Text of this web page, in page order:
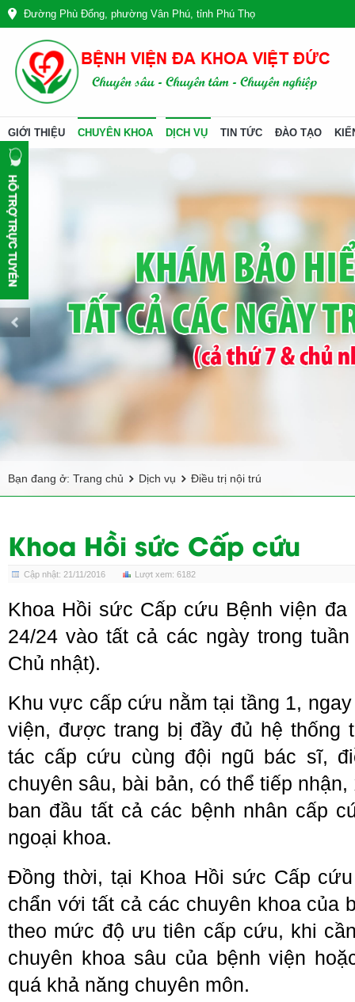
Đường Phù Đổng, phường Vân Phú, tỉnh Phú Thọ
GIỚI THIỆU CHUYÊN KHOA DỊCH VỤ TIN TỨC ĐÀO TẠO
Bạn đang ở: Trang chủ Dịch vụ Điều trị nội trú
Khoa Hồi sức Cấp cứu
Cập nhật: 21/11/2016 Lượt xem: 6182
Khoa Hồi sức Cấp cứu Bệnh viện
24/24 vào tất cả các ngày trong
Chủ nhật).
Khu vực cấp cứu nằm tại tầng 1,
viện, được trang bị đầy đủ hệ thống
tác cấp cứu cùng đội ngũ bác sĩ,
chuyên sâu, bài bản, có thể tiếp
ban đầu tất cả các bệnh nhân cấp
ngoại khoa.
Đồng thời, tại Khoa Hồi sức Cấp
chẩn với tất cả các chuyên khoa của
theo mức độ ưu tiên cấp cứu, khi
chuyên khoa sâu của bệnh viện
quá khả năng chuyên môn.